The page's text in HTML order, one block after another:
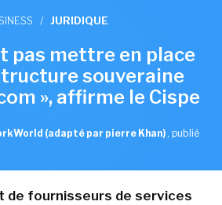
/ JURIDIQUE
pas mettre en place
souveraine
», affirme le Cispe
(adapté par pierre Khan) , publié
de fournisseurs de services